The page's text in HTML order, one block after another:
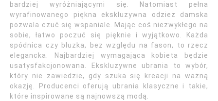
bardziej wyróżniającymi się. Natomiast pełna
wyrafinowanego piękna ekskluzywna odzież damska
pozwala czuć się wspaniale. Mając coś niezwykłego na
sobie, łatwo poczuć się pięknie i wyjątkowo. Każda
spódnica czy bluzka, bez względu na fason, to rzecz
elegancka. Najbardziej wymagająca kobieta będzie
usatysfakcjonowana. Ekskluzywne ubrania to wybór,
który nie zawiedzie, gdy szuka się kreacji na ważną
okazję. Producenci oferują ubrania klasyczne i takie,
które inspirowane są najnowszą modą.